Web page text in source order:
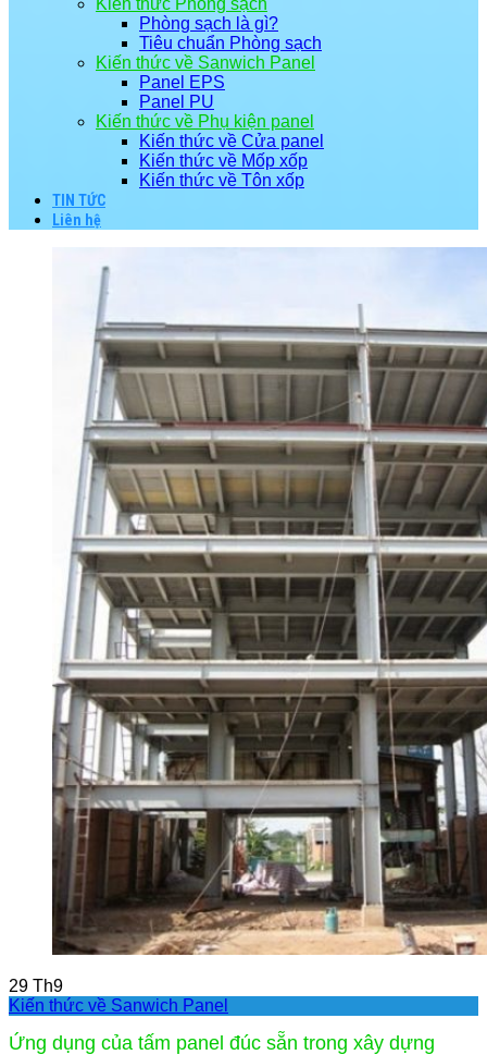
Kiến thức Phòng sạch
Phòng sạch là gì?
Tiêu chuẩn Phòng sạch
Kiến thức về Sanwich Panel
Panel EPS
Panel PU
Kiến thức về Phụ kiện panel
Kiến thức về Cửa panel
Kiến thức về Mốp xốp
Kiến thức về Tôn xốp
TIN TỨC
Liên hệ
29 Th9
Kiến thức về Sanwich Panel
Ứng dụng của tấm panel đúc sẵn trong xây dựng